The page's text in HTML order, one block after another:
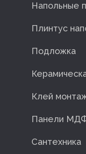
Напольные
Плинтус
Подложка
Клей
Панели
Сантехника